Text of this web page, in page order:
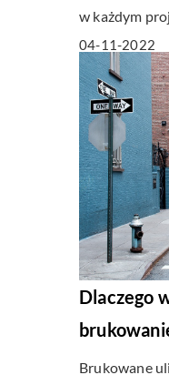
w każdym
04-11-2022
Dlaczego
Brukowane